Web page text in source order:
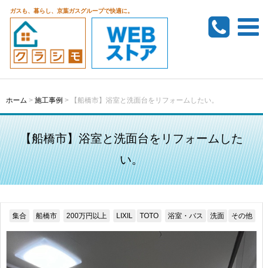
ガスも、暮らし、京葉ガスグループで快適に。
ホーム > 施工事例 > 【船橋市】浴室と洗面台をリフォームしたい。
【船橋市】浴室と洗面台をリフォームした
い。
集合 船橋市 200万円以上 LIXIL TOTO 浴室・バス 洗面 その他